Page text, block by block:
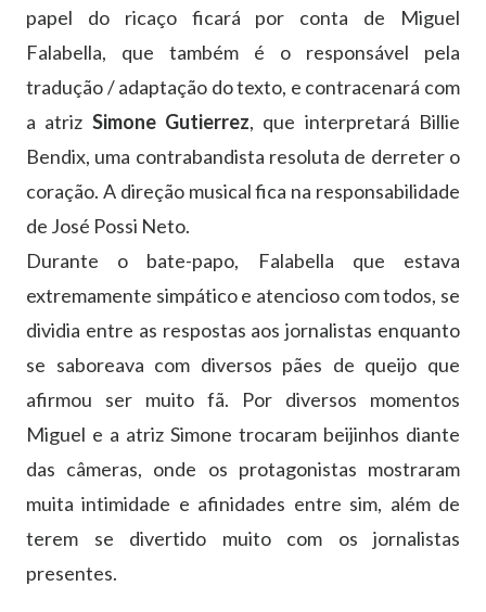
papel do ricaço ficará por conta de Miguel
Falabella, que também é o responsável pela
tradução / adaptação do texto, e contracenará com
a atriz Simone Gutierrez, que interpretará Billie
Bendix, uma contrabandista resoluta de derreter o
coração. A direção musical fica na responsabilidade
de José Possi Neto.
Durante o bate-papo, Falabella que estava
extremamente simpático e atencioso com todos, se
dividia entre as respostas aos jornalistas enquanto
se saboreava com diversos pães de queijo que
afirmou ser muito fã. Por diversos momentos
Miguel e a atriz Simone trocaram beijinhos diante
das câmeras, onde os protagonistas mostraram
muita intimidade e afinidades entre sim, além de
terem se divertido muito com os jornalistas
presentes.